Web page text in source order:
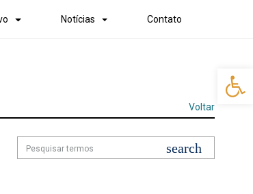
Notícias Contato
Voltar